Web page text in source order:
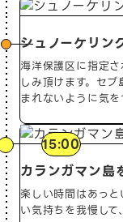
シュノーケリン
海洋保護区に指定
しみ頂けます。セ
まれないように気を
15:00
カランガマン島
楽しい時間はあっ
い気持ちを我慢して